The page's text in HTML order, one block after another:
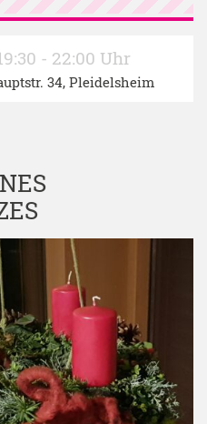
- 22:00 Uhr
34, Pleidelsheim